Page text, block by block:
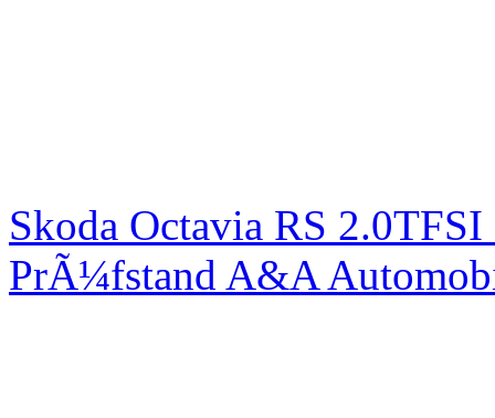
Skoda Octavia RS
PrÃ¼fstand A&A